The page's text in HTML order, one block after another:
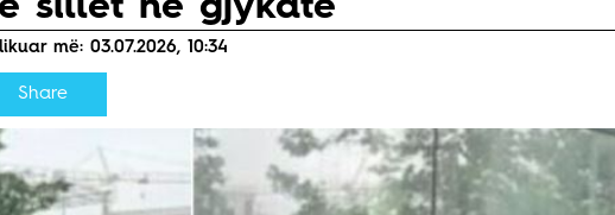
sillet në gjykatë
më: 03.07.2026, 10:34
Share